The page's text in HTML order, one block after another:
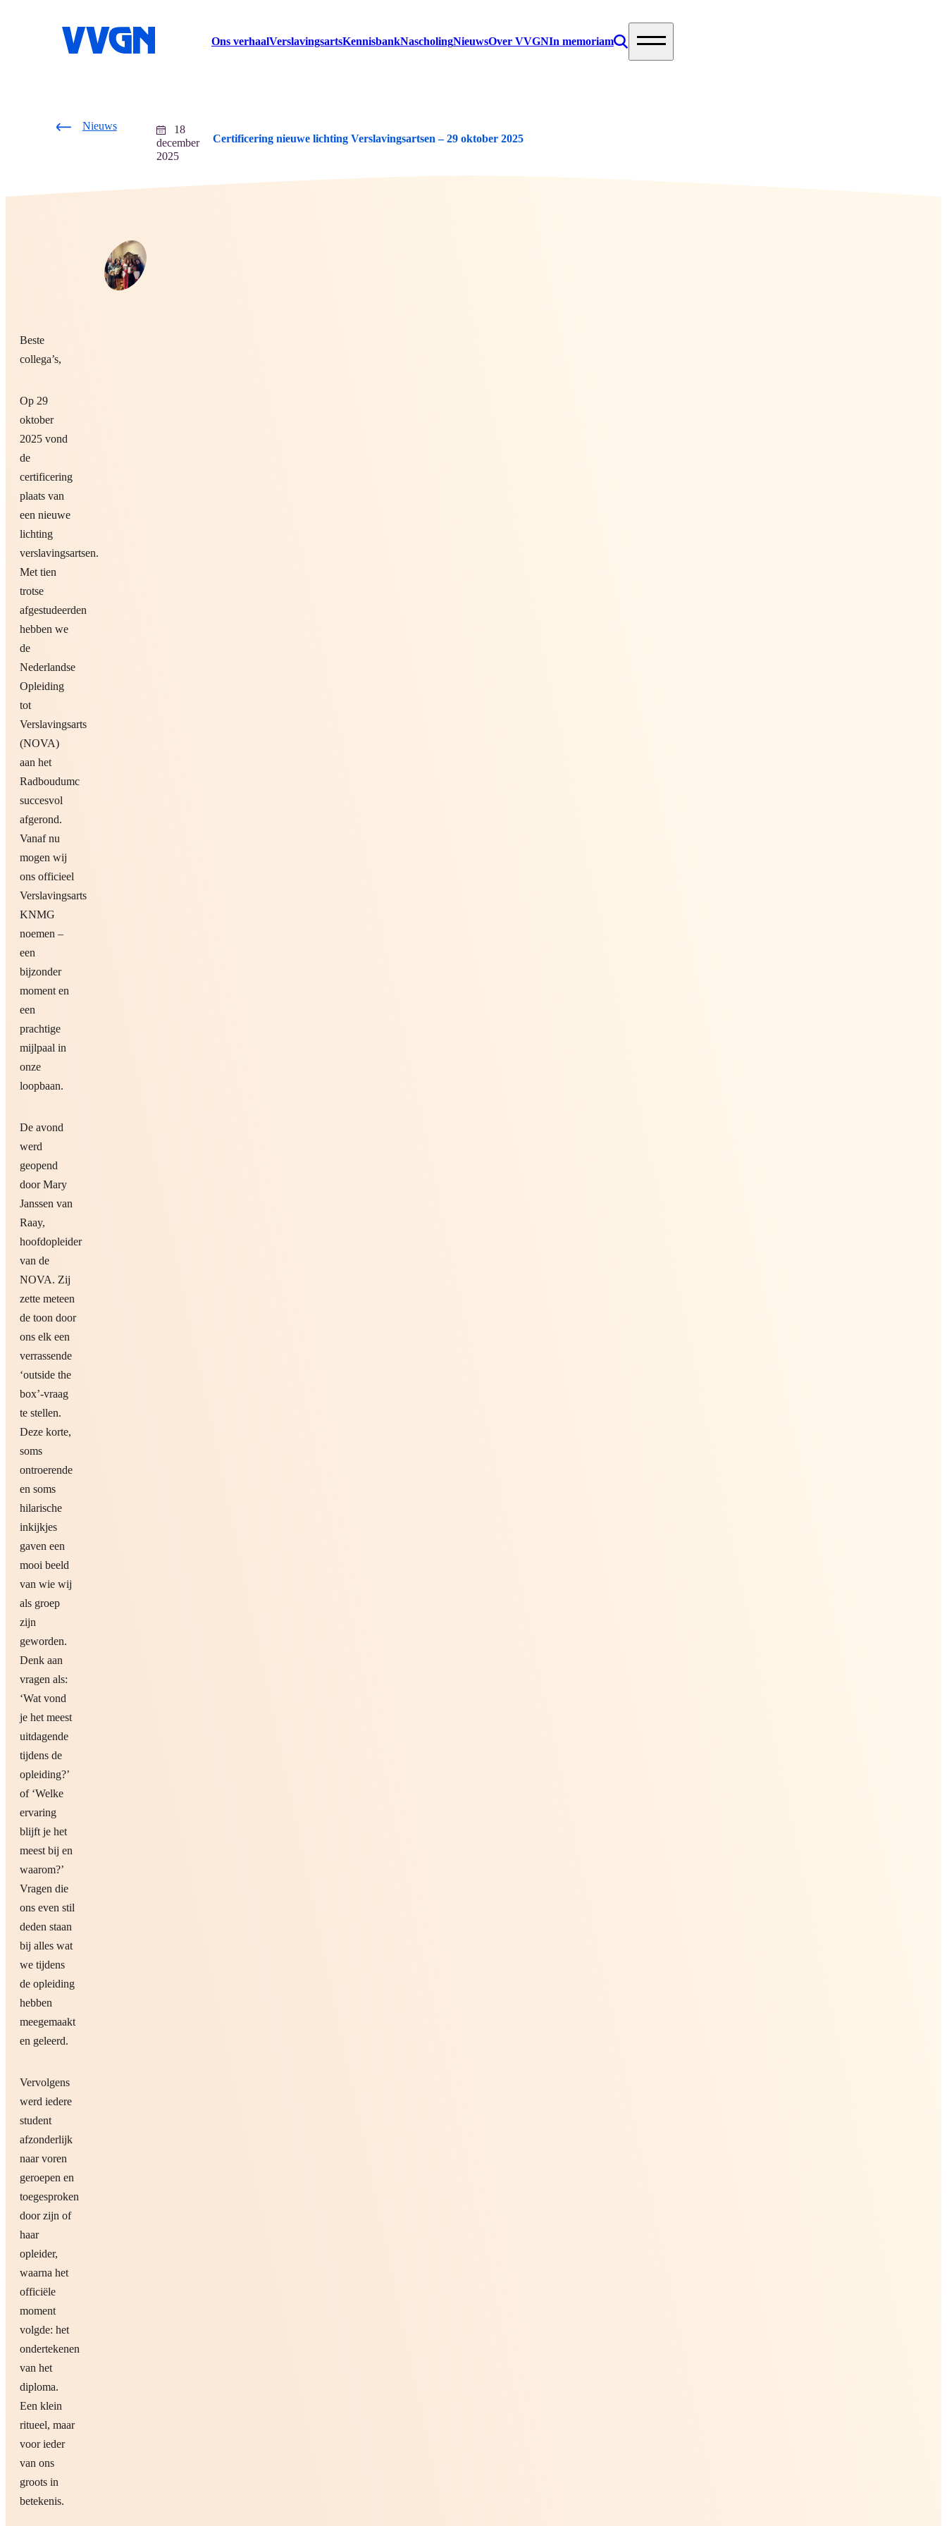
Ons verhaalVerslavingsartsKennisbankNascholingNieuwsOver VVGNIn memoriam
Nieuws
18
december
2025
Certificering nieuwe lichting Verslavingsartsen – 29 oktober 2025
Beste
collega’s,
Op 29
oktober
2025 vond
de
certificering
plaats van
een nieuwe
lichting
verslavingsartsen.
Met tien
trotse
afgestudeerden
hebben we
de
Nederlandse
Opleiding
tot
Verslavingsarts
(NOVA)
aan het
Radboudumc
succesvol
afgerond.
Vanaf nu
mogen wij
ons officieel
Verslavingsarts
KNMG
noemen –
een
bijzonder
moment en
een
prachtige
mijlpaal in
onze
loopbaan.
De avond
werd
geopend
door Mary
Janssen van
Raay,
hoofdopleider
van de
NOVA. Zij
zette meteen
de toon door
ons elk een
verrassende
‘outside the
box’-vraag
te stellen.
Deze korte,
soms
ontroerende
en soms
hilarische
inkijkjes
gaven een
mooi beeld
van wie wij
als groep
zijn
geworden.
Denk aan
vragen als:
‘Wat vond
je het meest
uitdagende
tijdens de
opleiding?’
of ‘Welke
ervaring
blijft je het
meest bij en
waarom?’
Vragen die
ons even stil
deden staan
bij alles wat
we tijdens
de opleiding
hebben
meegemaakt
en geleerd.
Vervolgens
werd iedere
student
afzonderlijk
naar voren
geroepen en
toegesproken
door zijn of
haar
opleider,
waarna het
officiële
moment
volgde: het
ondertekenen
van het
diploma.
Een klein
ritueel, maar
voor ieder
van ons
groots in
betekenis.